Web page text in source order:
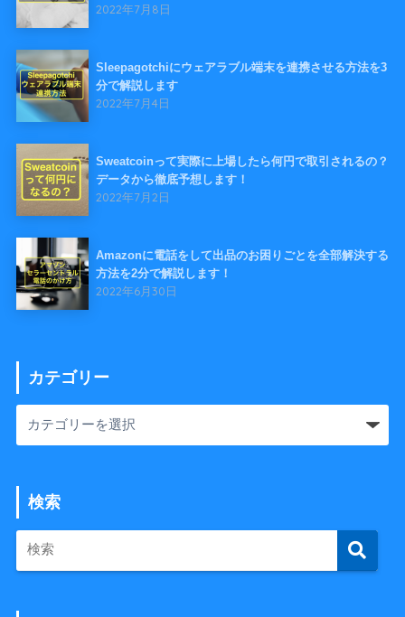
2022年7月8日
Sleepagotchiにウェアラブル端末を連携させる方法を3
分で解説します
2022年7月4日
Sweatcoinって実際に上場したら何円で取引されるの？
データから徹底予想します！
2022年7月2日
Amazonに電話をして出品のお困りごとを全部解決する
方法を2分で解説します！
2022年6月30日
カテゴリー
検索